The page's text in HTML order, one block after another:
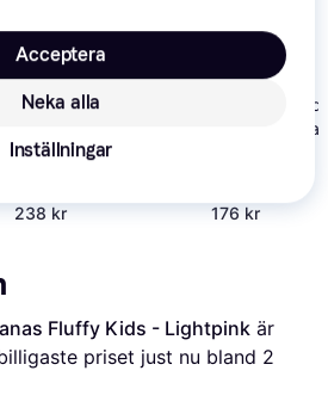
Havaianas Baby
Lemon Yellow
238 kr
Havaianas
- Pink
176 kr
Fluffy Kids - Lightpink
priset just nu bland 2
Neka alla
Acceptera
Inställningar